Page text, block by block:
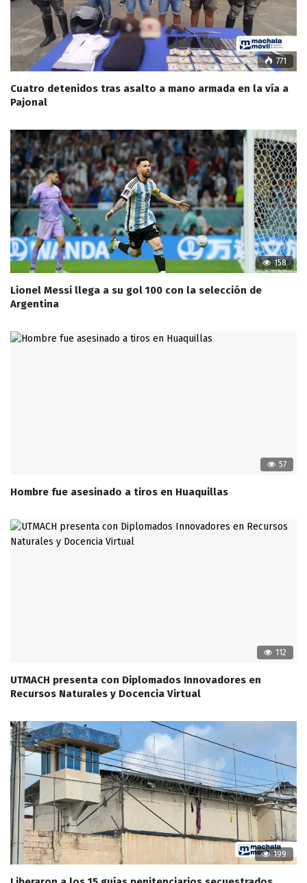
771
Cuatro detenidos tras asalto a mano armada en la vía a
Pajonal
158
Lionel Messi llega a su gol 100 con la selección de
Argentina
57
Hombre fue asesinado a tiros en Huaquillas
112
UTMACH presenta con Diplomados Innovadores en
Recursos Naturales y Docencia Virtual
199